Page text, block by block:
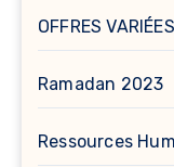
OFFRES VARIÉES
Ramadan 2023
Ressources